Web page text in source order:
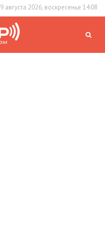
9 августа 2026, воскресенье 14:08